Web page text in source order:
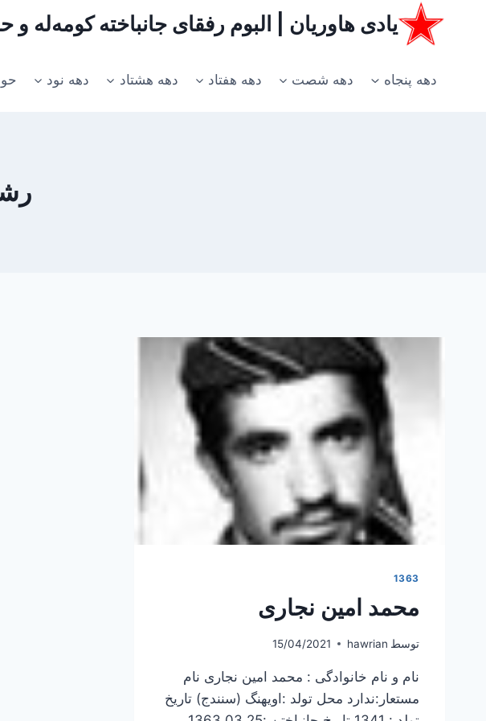
یادی هاوریان | البوم رفقای جانباخته کومه‌له
دهه پنجاه دهه شصت دهه هفتاد دهه هشتاد دهه نود
1363
محمد امین نجاری
توسط hawrian
15/04/2021
نام و نام خانوادگی : محمد امین نجاری نام
مستعار:ندارد محل تولد :اویهنگ (سنندج) تاریخ